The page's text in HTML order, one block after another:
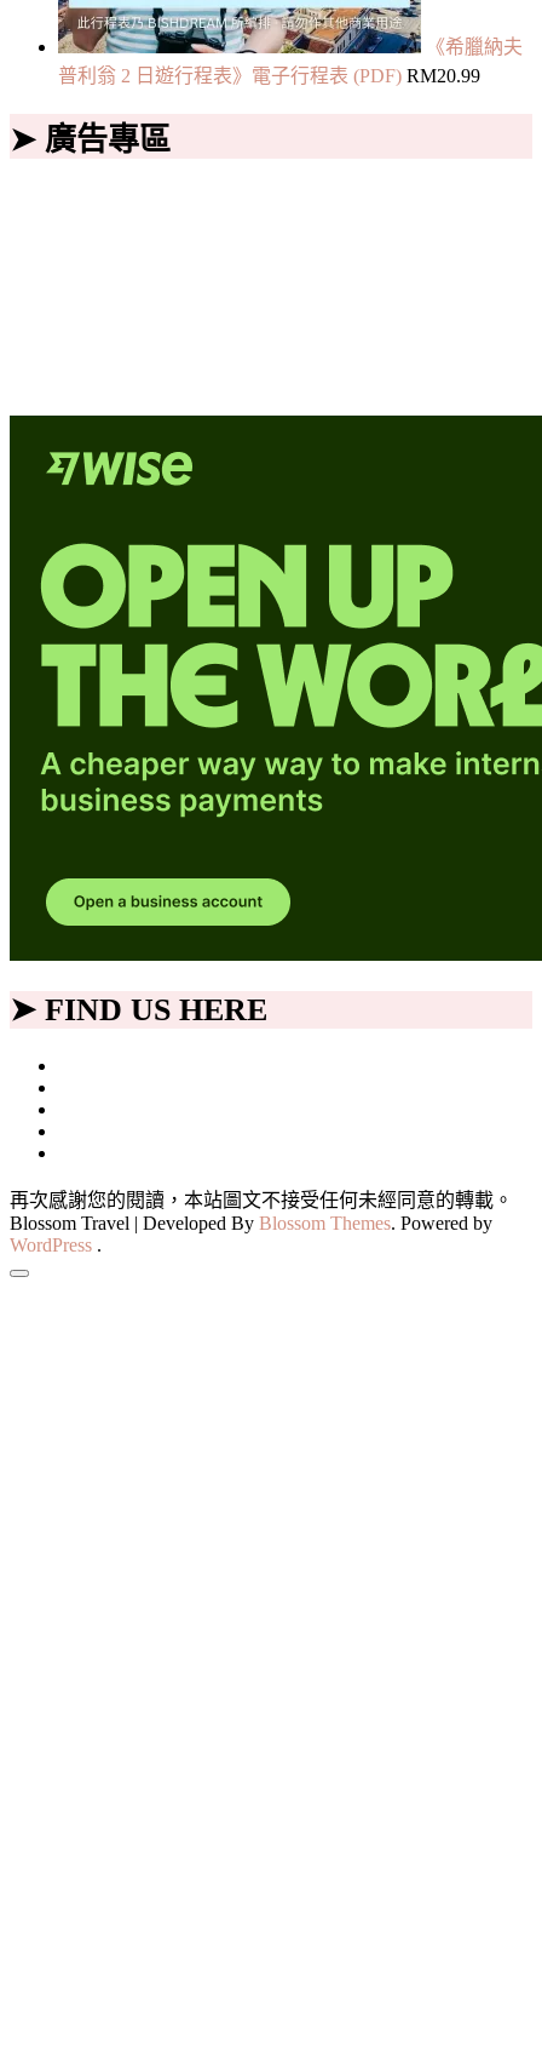
《希臘納夫
普利翁 2 日遊行程表》電子行程表 (PDF) RM20.99
➤ 廣告專區
➤ FIND US HERE
再次感謝您的閱讀，本站圖文不接受任何未經同意的轉載。
Blossom Travel | Developed By Blossom Themes. Powered by
WordPress .